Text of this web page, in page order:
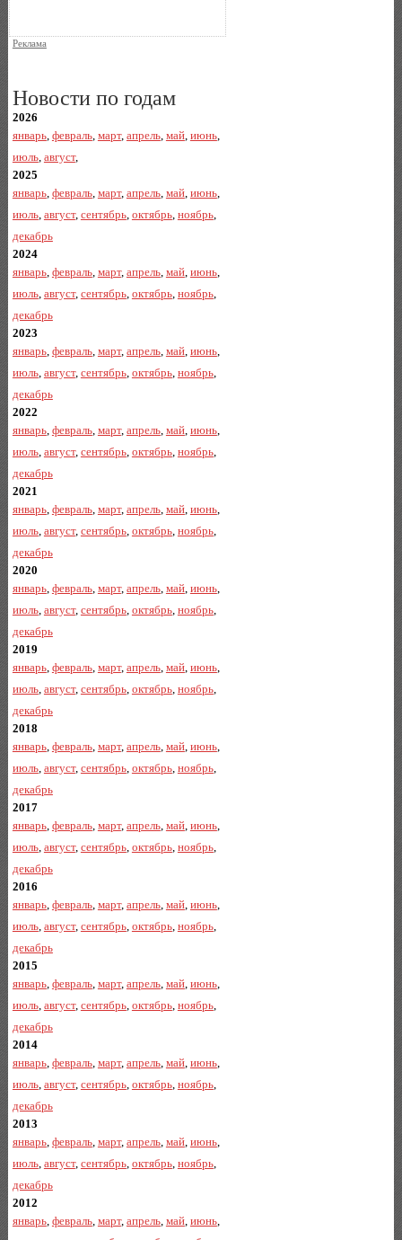
Реклама
Новости по годам
2026
январь, февраль, март, апрель, май, июнь,
июль, август,
2025
январь, февраль, март, апрель, май, июнь,
июль, август, сентябрь, октябрь, ноябрь,
декабрь
2024
январь, февраль, март, апрель, май, июнь,
июль, август, сентябрь, октябрь, ноябрь,
декабрь
2023
январь, февраль, март, апрель, май, июнь,
июль, август, сентябрь, октябрь, ноябрь,
декабрь
2022
январь, февраль, март, апрель, май, июнь,
июль, август, сентябрь, октябрь, ноябрь,
декабрь
2021
январь, февраль, март, апрель, май, июнь,
июль, август, сентябрь, октябрь, ноябрь,
декабрь
2020
январь, февраль, март, апрель, май, июнь,
июль, август, сентябрь, октябрь, ноябрь,
декабрь
2019
январь, февраль, март, апрель, май, июнь,
июль, август, сентябрь, октябрь, ноябрь,
декабрь
2018
январь, февраль, март, апрель, май, июнь,
июль, август, сентябрь, октябрь, ноябрь,
декабрь
2017
январь, февраль, март, апрель, май, июнь,
июль, август, сентябрь, октябрь, ноябрь,
декабрь
2016
январь, февраль, март, апрель, май, июнь,
июль, август, сентябрь, октябрь, ноябрь,
декабрь
2015
январь, февраль, март, апрель, май, июнь,
июль, август, сентябрь, октябрь, ноябрь,
декабрь
2014
январь, февраль, март, апрель, май, июнь,
июль, август, сентябрь, октябрь, ноябрь,
декабрь
2013
январь, февраль, март, апрель, май, июнь,
июль, август, сентябрь, октябрь, ноябрь,
декабрь
2012
январь, февраль, март, апрель, май, июнь,